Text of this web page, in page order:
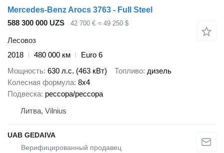
Mercedes-Benz Arocs 3763 - Full Steel
588 300 000 UZS
42 700 € ≈ 49 250 $
Лесовоз
2018
480 000 км
Euro 6
Мощность 630 л.с. (463 кВт) Топливо дизель
Колесная формула 8x4
Подвеска рессора/рессора
Литва, Vilnius
UAB GEDAIVA